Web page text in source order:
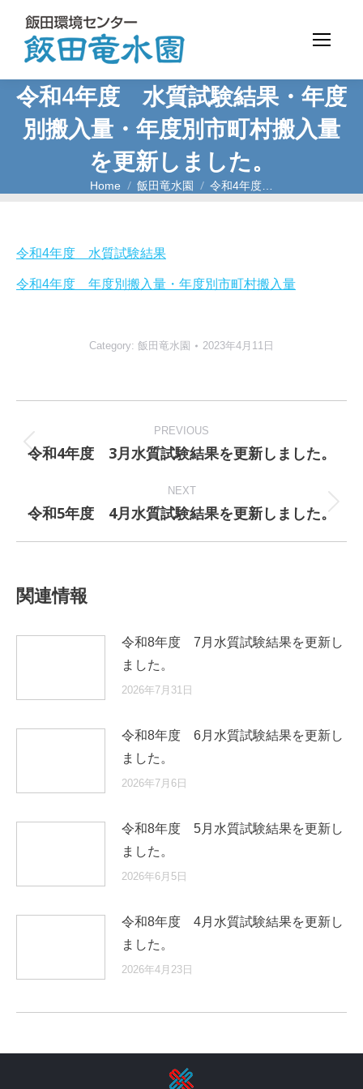
令和4年度 水質試験結果・年度
別搬入量・年度別市町村搬入量
を更新しました。
You are here:
Home 飯田竜水園 令和4年度…
令和4年度 水質試験結果
令和4年度 年度別搬入量・年度別市町村搬入量
Category: 飯田竜水園 2023年4月11日
navigation
PREVIOUS
Previous
令和4年度 3月水質試験結果を更新しました。
NEXT
Next
令和5年度 4月水質試験結果を更新しました。
関連情報
令和8年度 7月水質試験結果を更新し
ました。
2026年7月31日
令和8年度 6月水質試験結果を更新し
ました。
2026年7月6日
令和8年度 5月水質試験結果を更新し
ました。
2026年6月5日
令和8年度 4月水質試験結果を更新し
ました。
2026年4月23日